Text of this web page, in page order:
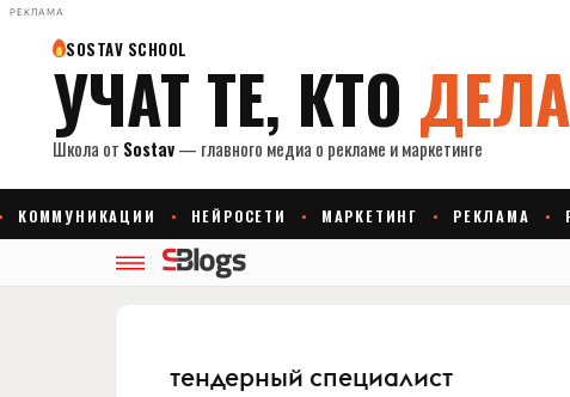
РЕКЛАМА
тендерный специалист